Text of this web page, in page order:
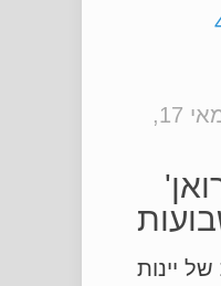
מאי 17,
יינות